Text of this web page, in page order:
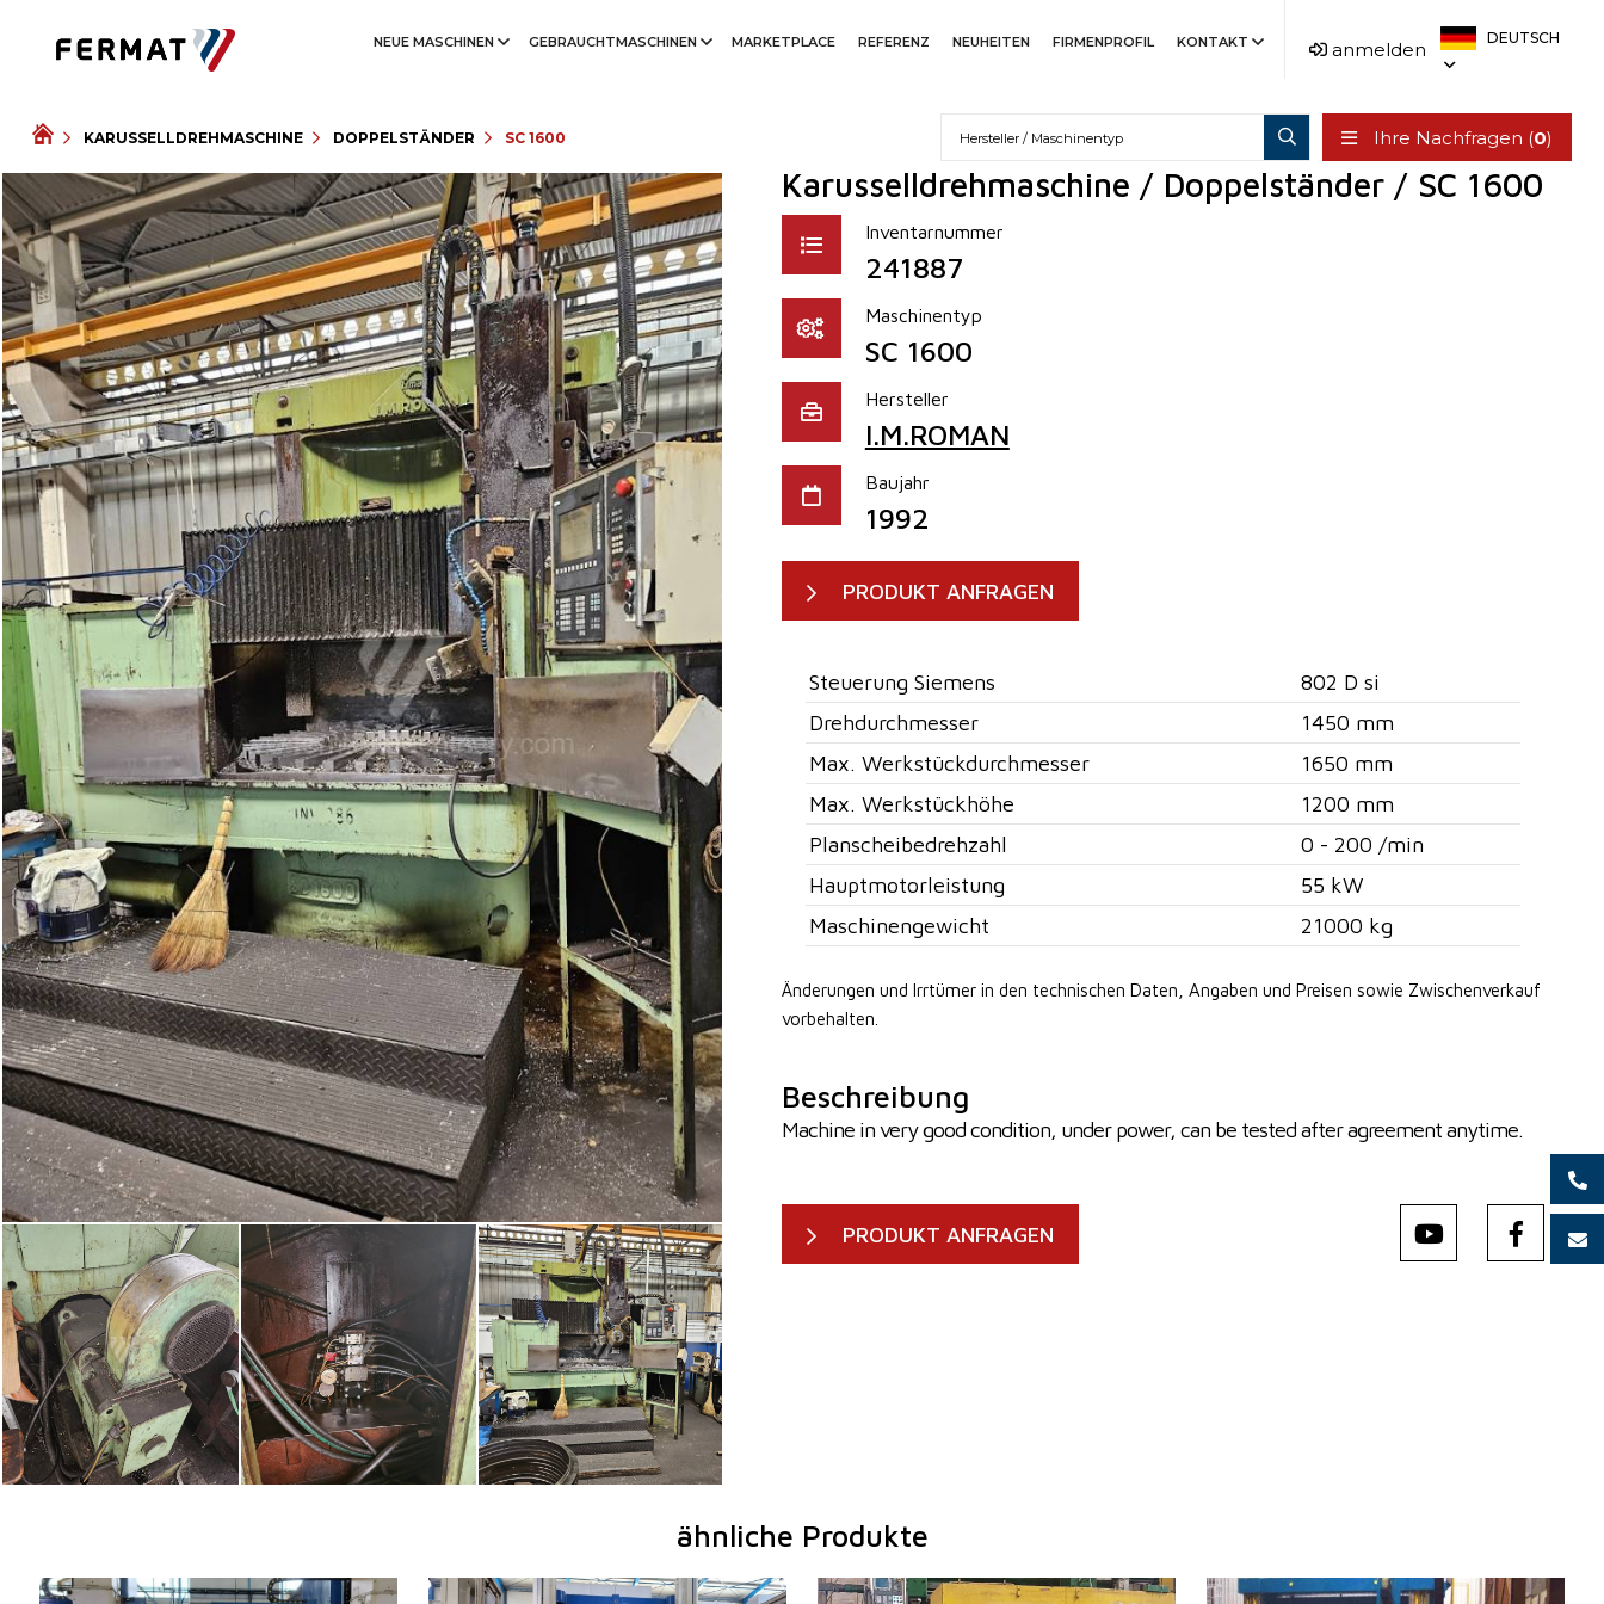
NEUE MASCHINEN GEBRAUCHTMASCHINEN MARKETPLACE REFERENZ NEUHEITEN FIRMENPROFIL KONTAKT anmelden
DEUTSCH
KARUSSELLDREHMASCHINE DOPPELSTÄNDER SC 1600 Ihre Nachfragen (0)
Karusselldrehmaschine / Doppelständer / SC 1600
Inventarnummer
241887
Maschinentyp
SC 1600
Hersteller
I.M.ROMAN
Baujahr
1992
PRODUKT ANFRAGEN
Steuerung Siemens
802 D si
Drehdurchmesser
1450 mm
Max. Werkstückdurchmesser
1650 mm
Max. Werkstückhöhe
1200 mm
Planscheibedrehzahl
0 - 200 /min
Hauptmotorleistung
55 kW
Maschinengewicht
21000 kg
Änderungen und Irrtümer in den technischen Daten, Angaben und Preisen sowie Zwischenverkauf
vorbehalten.
Beschreibung
Machine in very good condition, under power, can be tested after agreement anytime.
PRODUKT ANFRAGEN
ähnliche Produkte
Baujahr:
2009
Baujahr:
2007
Baujahr:
2010
Baujahr:
2012